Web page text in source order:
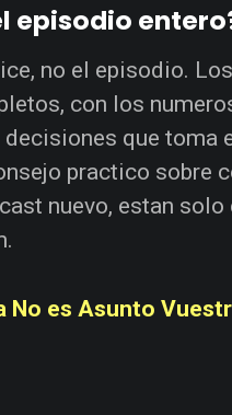
episodio
no el episodio.
con los
que toma
practico sobre
nuevo, estan solo
No es Asunto